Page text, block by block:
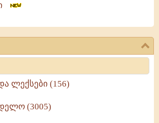
ლექსები (156)
(3005)